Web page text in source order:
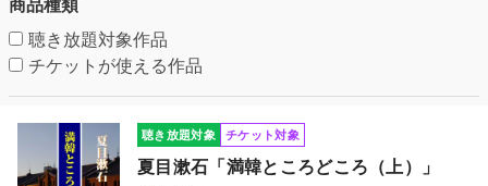
商品種類
聴き放題対象作品
チケットが使える作品
聴き放題対象 チケット対象
夏目漱石「満韓ところどころ（上）」